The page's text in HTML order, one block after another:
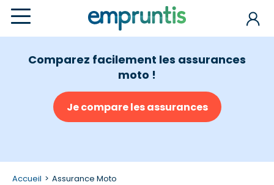
Comparez facilement les assurances
moto !
Je compare les assurances
Accueil Assurance Moto